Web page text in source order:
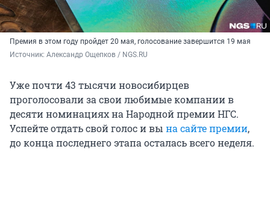
Премия в этом году пройдет 20 мая, голосование завершится 19 мая
Источник: Александр Ощепков / NGS.RU
Уже почти 43 тысячи новосибирцев
проголосовали за свои любимые компании в
десяти номинациях на Народной премии НГС.
Успейте отдать свой голос и вы на сайте премии,
до конца последнего этапа осталась всего неделя.